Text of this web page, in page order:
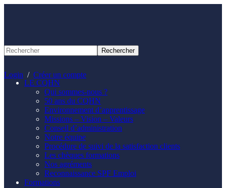
Login / Créer un compte
LE CQHN
Qui sommes-nous ?
50 ans du CQHN
Environnement d’apprentissage
Missions – Vision – Valeurs
Conseil d’administration
Notre équipe
Procédure de suivi de la satisfaction clients
Les chèques formations
Nos agréments
Reconnaissance SPF Emploi
Formations
Panneau de gestion des cookies